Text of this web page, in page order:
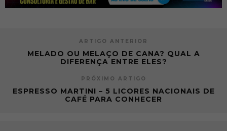
ARTIGO ANTERIOR
MELADO OU MELAÇO DE CANA? QUAL A
DIFERENÇA ENTRE ELES?
PRÓXIMO ARTIGO
ESPRESSO MARTINI – 5 LICORES NACIONAIS DE
CAFÉ PARA CONHECER